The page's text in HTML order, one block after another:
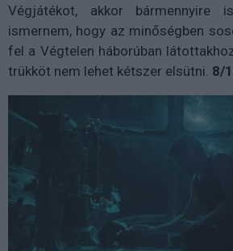
Végjátékot, akkor
ismernem, hogy az minőségben
fel a Végtelen háborúban
trükköt nem lehet kétszer elsütni. 8/